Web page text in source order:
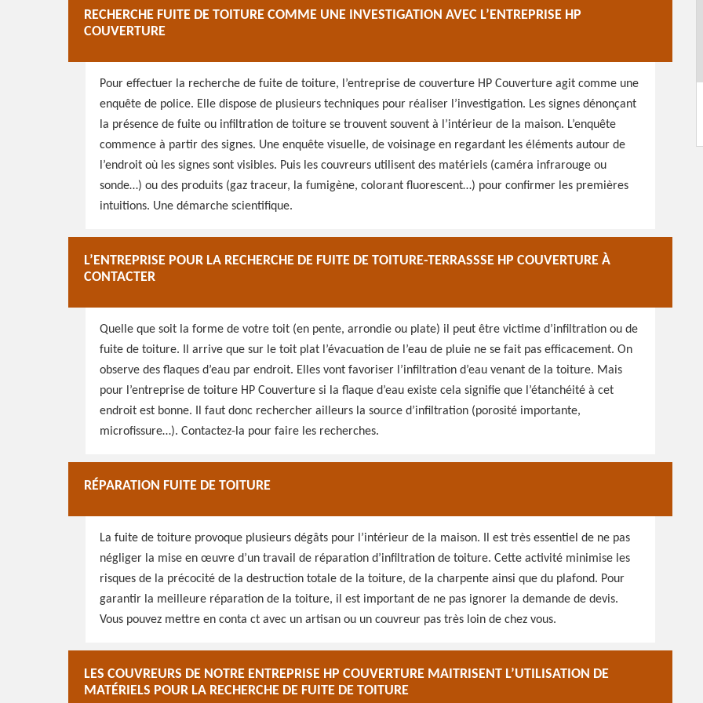
RECHERCHE FUITE DE TOITURE COMME UNE INVESTIGATION AVEC L’ENTREPRISE HP
COUVERTURE
Pour effectuer la recherche de fuite de toiture, l’entreprise de couverture HP Couverture agit comme une
enquête de police. Elle dispose de plusieurs techniques pour réaliser l’investigation. Les signes dénonçant
la présence de fuite ou infiltration de toiture se trouvent souvent à l’intérieur de la maison. L’enquête
commence à partir des signes. Une enquête visuelle, de voisinage en regardant les éléments autour de
l’endroit où les signes sont visibles. Puis les couvreurs utilisent des matériels (caméra infrarouge ou
sonde…) ou des produits (gaz traceur, la fumigène, colorant fluorescent…) pour confirmer les premières
intuitions. Une démarche scientifique.
L’ENTREPRISE POUR LA RECHERCHE DE FUITE DE TOITURE-TERRASSSE HP COUVERTURE À
CONTACTER
Quelle que soit la forme de votre toit (en pente, arrondie ou plate) il peut être victime d’infiltration ou de
fuite de toiture. Il arrive que sur le toit plat l’évacuation de l’eau de pluie ne se fait pas efficacement. On
observe des flaques d’eau par endroit. Elles vont favoriser l’infiltration d’eau venant de la toiture. Mais
pour l’entreprise de toiture HP Couverture si la flaque d’eau existe cela signifie que l’étanchéité à cet
endroit est bonne. Il faut donc rechercher ailleurs la source d’infiltration (porosité importante,
microfissure…). Contactez-la pour faire les recherches.
RÉPARATION FUITE DE TOITURE
La fuite de toiture provoque plusieurs dégâts pour l’intérieur de la maison. Il est très essentiel de ne pas
négliger la mise en œuvre d’un travail de réparation d’infiltration de toiture. Cette activité minimise les
risques de la précocité de la destruction totale de la toiture, de la charpente ainsi que du plafond. Pour
garantir la meilleure réparation de la toiture, il est important de ne pas ignorer la demande de devis.
Vous pouvez mettre en conta ct avec un artisan ou un couvreur pas très loin de chez vous.
LES COUVREURS DE NOTRE ENTREPRISE HP COUVERTURE MAITRISENT L’UTILISATION DE
MATÉRIELS POUR LA RECHERCHE DE FUITE DE TOITURE